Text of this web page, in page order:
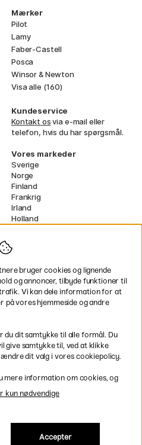
Mærker
Pilot
Lamy
Faber-Castell
Posca
Winsor & Newton
Visa alle (160)
Kundeservice
Kontakt osvia e-mail eller
telefon, hvis du har spørgsmål.
Vores markeder
Sverige
Norge
Finland
Frankrig
Irland
Holland
EU
* Specifikkefragtvilkår gælder for
voluminøse varer.
til hele Danmark
Inkl. moms
bruger cookies og lignende
og annoncer, tilbyde funktioner til
Vi kan dele information for at
på vores hjemmeside og andre
du dit samtykke til alle formål. Du
give samtykke til, ved at klikke
ændre dit valg i vores cookiepolicy.
mere information om cookies, og
kun nødvendige
Accepter